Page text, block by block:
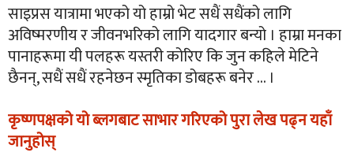
साइप्रस यात्रामा भएको यो हाम्रो भेट सधैं सधैंको लागि
अविष्मरणीय र जीवनभरिको लागि यादगार बन्यो । हाम्रा मनका
पानाहरूमा यी पलहरू यस्तरी कोरिए कि जुन कहिले मेटिने
छैनन्, सधैं सधैं रहनेछन स्मृतिका डोबहरू बनेर … ।
कृष्णपक्षको यो ब्लगबाट साभार गरिएको पुरा लेख पढ्न यहाँ
जानुहोस्